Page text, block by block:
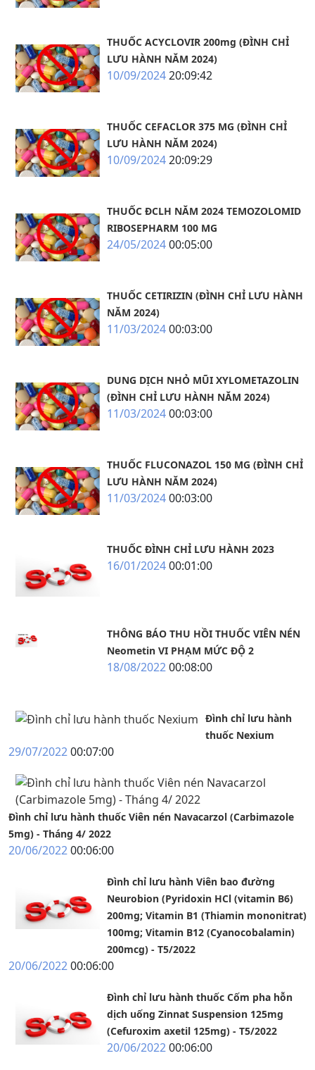
THUỐC ACYCLOVIR 200mg (ĐÌNH CHỈ
LƯU HÀNH NĂM 2024)
10/09/202420:09:42
THUỐC CEFACLOR 375 MG (ĐÌNH CHỈ
LƯU HÀNH NĂM 2024)
10/09/202420:09:29
THUỐC ĐCLH NĂM 2024 TEMOZOLOMID
RIBOSEPHARM 100 MG
24/05/202400:05:00
THUỐC CETIRIZIN (ĐÌNH CHỈ LƯU HÀNH
NĂM 2024)
11/03/202400:03:00
DUNG DỊCH NHỎ MŨI XYLOMETAZOLIN
(ĐÌNH CHỈ LƯU HÀNH NĂM 2024)
11/03/202400:03:00
THUỐC FLUCONAZOL 150 MG (ĐÌNH CHỈ
LƯU HÀNH NĂM 2024)
11/03/202400:03:00
THUỐC ĐÌNH CHỈ LƯU HÀNH 2023
16/01/202400:01:00
THÔNG BÁO THU HỒI THUỐC VIÊN NÉN
Neometin VI PHẠM MỨC ĐỘ 2
18/08/202200:08:00
Đình chỉ lưu hành
thuốc Nexium
29/07/202200:07:00
Đình chỉ lưu hành thuốc Viên nén Navacarzol (Carbimazole
5mg) - Tháng 4/ 2022
20/06/202200:06:00
Đình chỉ lưu hành Viên bao đường
Neurobion (Pyridoxin HCl (vitamin B6)
200mg; Vitamin B1 (Thiamin mononitrat)
100mg; Vitamin B12 (Cyanocobalamin)
200mcg) - T5/2022
20/06/202200:06:00
Đình chỉ lưu hành thuốc Cốm pha hỗn
dịch uống Zinnat Suspension 125mg
(Cefuroxim axetil 125mg) - T5/2022
20/06/202200:06:00